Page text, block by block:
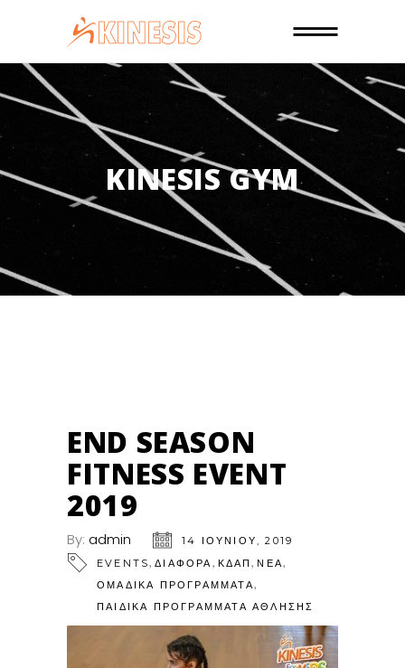
KINESIS GYM
END SEASON
FITNESS EVENT
2019
By: admin
14 ΙΟΥΝΊΟΥ, 2019
EVENTS,ΔΙΑΦΟΡΑ , ΚΔΑΠ,ΝΕΑ,
ΟΜΑΔΙΚΑ ΠΡΟΓΡΑΜΜΑΤΑ,
ΠΑΙΔΙΚΆ ΠΡΟΓΡΆΜΜΑΤΑ ΆΘΛΗΣΗΣ